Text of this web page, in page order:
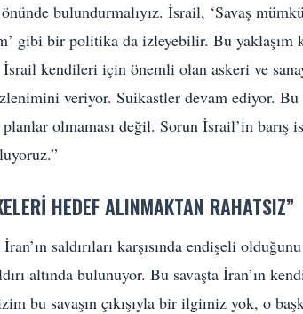
bulundurmalıyız. İsrail, ‘Savaş
gibi bir politika da izleyebilir. Bu yaklaşım
İsrail kendileri için önemli olan askeri ve
veriyor. Suikastler devam ediyor. Bu
olmaması değil. Sorun İsrail’in barış
HEDEF ALINMAKTAN RAHATSIZ”
saldırıları karşısında endişeli
altında bulunuyor. Bu savaşta İran’ın
bu savaşın çıkışıyla bir ilgimiz yok, o